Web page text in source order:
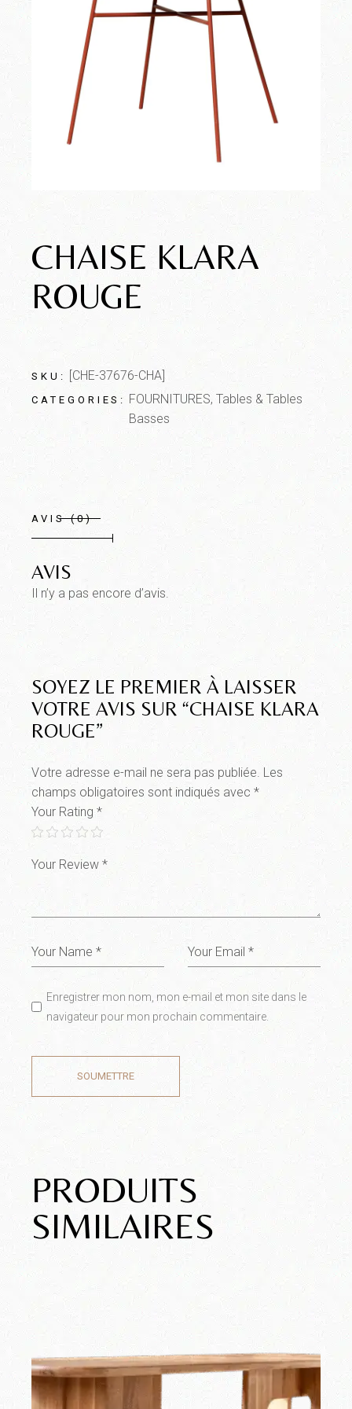
CHAISE KLARA
ROUGE
SKU: [CHE-37676-CHA]
CATEGORIES: FOURNITURES,Tables & Tables
Basses
AVIS (0)
AVIS
Il n’y a pas encore d’avis.
SOYEZ LE PREMIER À LAISSER
VOTRE AVIS SUR “CHAISE KLARA
ROUGE”
Votre adresse e-mail ne sera pas publiée. Les
champs obligatoires sont indiqués avec*
Your Rating*
Enregistrer mon nom, mon e-mail et mon site dans le
navigateur pour mon prochain commentaire.
SOUMETTRE
PRODUITS
SIMILAIRES